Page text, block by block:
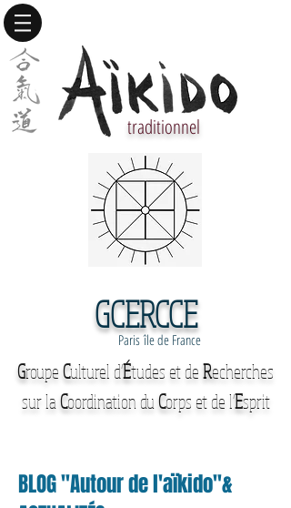
traditionnel
GCERCCE
Paris île de France
GroupeCulturel d'Études et deRecherches
sur laCoordination duCorps et de l'Esprit
BLOG "Autour de l'aïkido"&